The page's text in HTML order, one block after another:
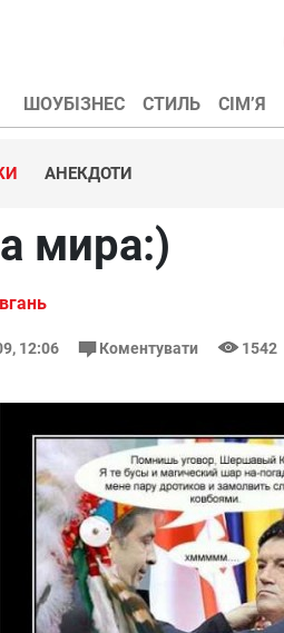
ШОУБІЗНЕС СТИЛЬ СІМ’Я
АНЕКДОТИ
мира:)
12:06 Коментувати 1542